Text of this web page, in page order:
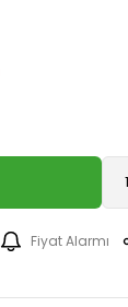
Fiyat Alarmı